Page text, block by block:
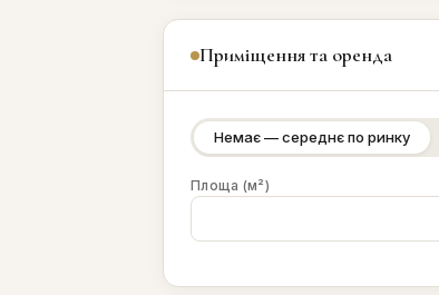
Приміщення та оренда
Немає — середнє по ринку
Площа (м²)